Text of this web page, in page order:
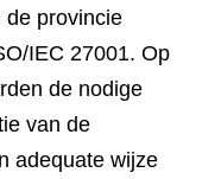
de provincie
IEC 27001. Op
de nodige
van de
adequate wijze